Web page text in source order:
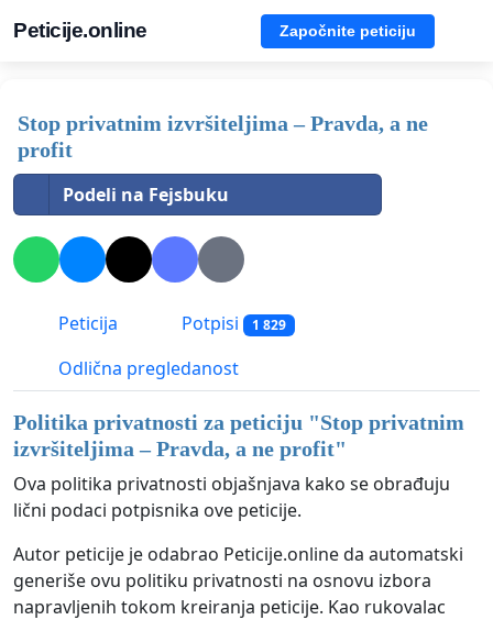
Peticije.online Započnite peticiju
Stop privatnim izvršiteljima – Pravda, a ne
profit
Podeli na Fejsbuku
Peticija Potpisi 1 829
Odlična pregledanost
Politika privatnosti za peticiju "Stop privatnim
izvršiteljima – Pravda, a ne profit"
Ova politika privatnosti objašnjava kako se obrađuju
lični podaci potpisnika ove peticije.
Autor peticije je odabrao Peticije.online da automatski
generiše ovu politiku privatnosti na osnovu izbora
napravljenih tokom kreiranja peticije. Kao rukovalac